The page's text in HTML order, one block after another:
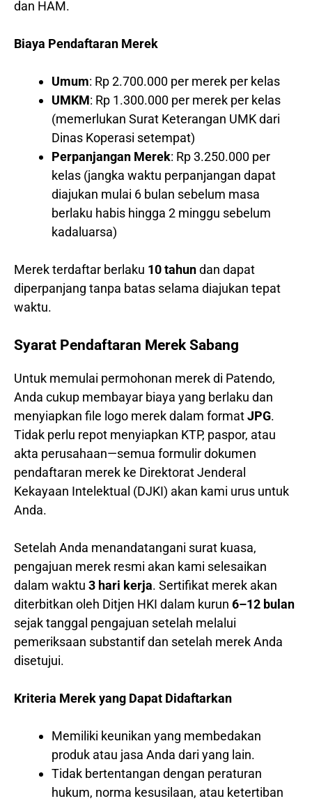
dan HAM.
Biaya Pendaftaran Merek
Umum: Rp 2.700.000 per merek per kelas
UMKM: Rp 1.300.000 per merek per kelas
(memerlukan Surat Keterangan UMK dari
Dinas Koperasi setempat)
Perpanjangan Merek: Rp 3.250.000 per
kelas (jangka waktu perpanjangan dapat
diajukan mulai 6 bulan sebelum masa
berlaku habis hingga 2 minggu sebelum
kadaluarsa)
Merek terdaftar berlaku 10 tahundan dapat
diperpanjang tanpa batas selama diajukan tepat
waktu.
Syarat Pendaftaran Merek Sabang
Untuk memulai permohonan merek di Patendo,
Anda cukup membayar biaya yang berlaku dan
menyiapkan file logo merek dalam formatJPG.
Tidak perlu repot menyiapkan KTP, paspor, atau
akta perusahaan—semua formulir dokumen
pendaftaran merek ke Direktorat Jenderal
Kekayaan Intelektual (DJKI) akan kami urus untuk
Anda.
Setelah Anda menandatangani surat kuasa,
pengajuan merek resmi akan kami selesaikan
dalam waktu 3 hari kerja. Sertifikat merek akan
diterbitkan oleh Ditjen HKI dalam kurun 6–12 bulan
sejak tanggal pengajuan setelah melalui
pemeriksaan substantif dan setelah merek Anda
disetujui.
Kriteria Merek yang Dapat Didaftarkan
Memiliki keunikan yang membedakan
produk atau jasa Anda dari yang lain.
Tidak bertentangan dengan peraturan
hukum, norma kesusilaan, atau ketertiban